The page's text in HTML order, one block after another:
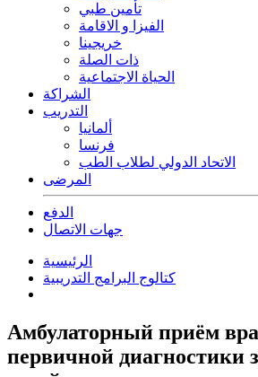
تأمين طبي
الفيزا و الاقامة
خريجينا
ذات الصلة
الحياة الاجتماعية
الشراكة
التدريب
ألمانيا
فرنسا
الاتحاد الدولي لطلاب الطب
المرضى
الدفع
جهات الاتصال
الرئيسية
كتالوج البرامج التدريبية
Амбулаторный приём
первичной диагностики